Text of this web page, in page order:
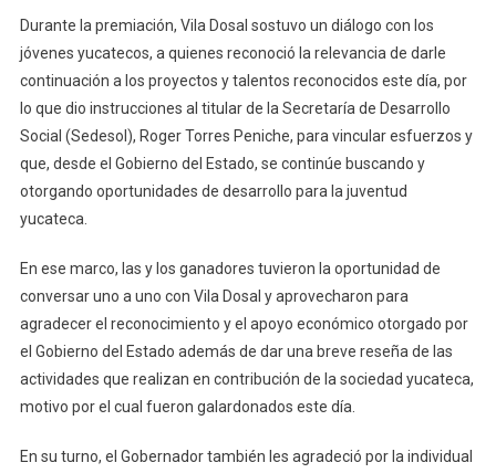
Durante la premiación, Vila Dosal sostuvo un diálogo con los
jóvenes yucatecos, a quienes reconoció la relevancia de darle
continuación a los proyectos y talentos reconocidos este día, por
lo que dio instrucciones al titular de la Secretaría de Desarrollo
Social (Sedesol), Roger Torres Peniche, para vincular esfuerzos y
que, desde el Gobierno del Estado, se continúe buscando y
otorgando oportunidades de desarrollo para la juventud
yucateca.
En ese marco, las y los ganadores tuvieron la oportunidad de
conversar uno a uno con Vila Dosal y aprovecharon para
agradecer el reconocimiento y el apoyo económico otorgado por
el Gobierno del Estado además de dar una breve reseña de las
actividades que realizan en contribución de la sociedad yucateca,
motivo por el cual fueron galardonados este día.
En su turno, el Gobernador también les agradeció por la individual